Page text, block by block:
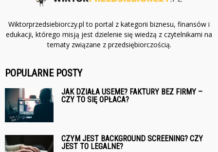
Wiktorprzedsiebiorczy.pl to portal z kategorii biznesu, finansów i
edukacji, którego misją jest dzielenie się wiedzą z czytelnikami na
tematy związane z przedsiębiorczością.
POPULARNE POSTY
JAK DZIAŁA USEME? FAKTURY BEZ FIRMY –
CZY TO SIĘ OPŁACA?
CZYM JEST BACKGROUND SCREENING? CZY
JEST TO LEGALNE?